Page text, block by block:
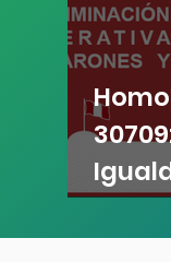
Legal